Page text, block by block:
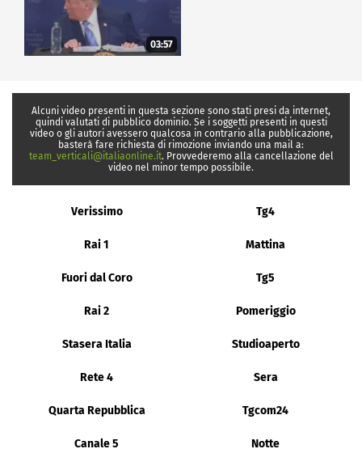
03:57
Alcuni video presenti in questa sezione sono stati presi da internet,
quindi valutati di pubblico dominio. Se i soggetti presenti in questi
video o gli autori avessero qualcosa in contrario alla pubblicazione,
basterà fare richiesta di rimozione inviando una mail a:
team_verticali@italiaonline.it. Provvederemo alla cancellazione del
video nel minor tempo possibile.
Verissimo Tg4
Rai 1 Mattina
Fuori dal Coro Tg5
Rai 2 Pomeriggio
Stasera Italia Studioaperto
Rete 4 Sera
Quarta Repubblica Tgcom24
Canale 5 Notte